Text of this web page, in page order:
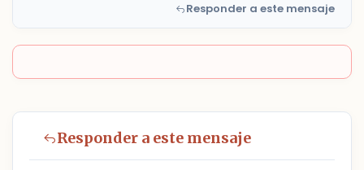
Responder a este mensaje
Responder a este mensaje